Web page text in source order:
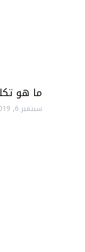
ما هو
سبتمبر 6, 2019